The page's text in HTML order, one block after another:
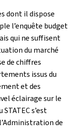
dont il dispose
l’enquête budget
qui ne suffisent
du marché
de chiffres
issus du
et des
éclairage sur le
s’est
de